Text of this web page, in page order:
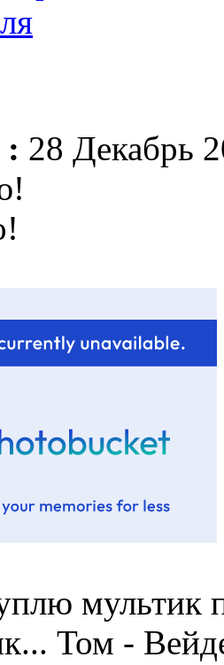
: 28 Декабрь
мультик
Том -